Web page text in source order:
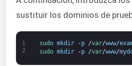
sustituir los dominios de
1
2
sudo mkdir -p /var/www/
sudo mkdir -p /var/www/